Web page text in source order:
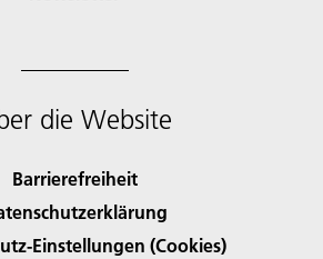
die Website
Barrierefreiheit
Einstellungen (Cookies)